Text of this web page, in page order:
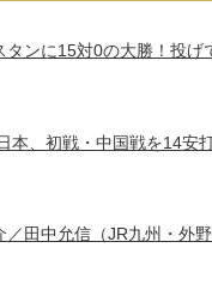
ンに15対0の大勝！投げ
本、初戦・中国戦を14安
田中允信（JR九州・外野